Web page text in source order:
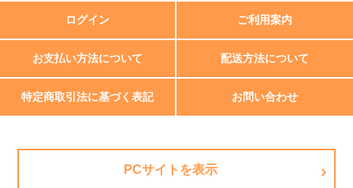
ログイン ご利用案内
お支払い方法について 配送方法について
特定商取引法に基づく表記 お問い合わせ
PCサイトを表示